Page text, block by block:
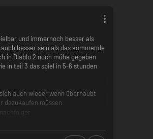
und immernoch besser als
besser sein als das kommende
in Diablo 2 noch mühe gegeben
in teil 3 das spiel in 5-6 stunden
auch wieder wenn überhaubt
dazukaufen müssen